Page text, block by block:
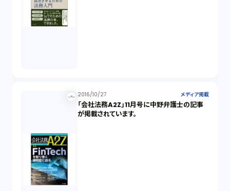
2016/10/27 メディア掲載
「会社法務A2Z」11月号に中野弁護士の記事
が掲載されています。